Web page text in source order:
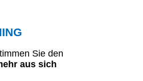
Sie den
aus sich